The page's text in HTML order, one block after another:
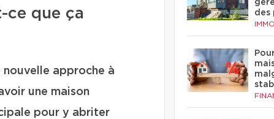
ce que ça
nouvelle approche à
une maison
pour y abriter
des